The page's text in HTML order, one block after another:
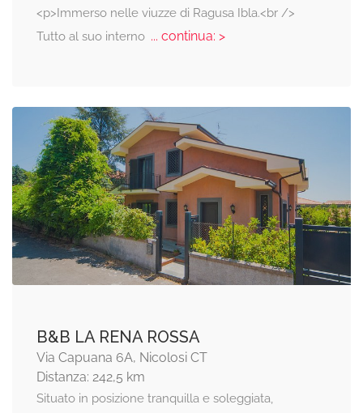
<p>Immerso nelle viuzze di Ragusa Ibla.<br />
Tutto al suo interno... continua: >
B&B LA RENA ROSSA
Via Capuana 6A, Nicolosi CT
Distanza: 242,5 km
Situato in posizione tranquilla e soleggiata,